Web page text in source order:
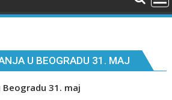
U BEOGRADU 31. MAJ
Beogradu 31. maj